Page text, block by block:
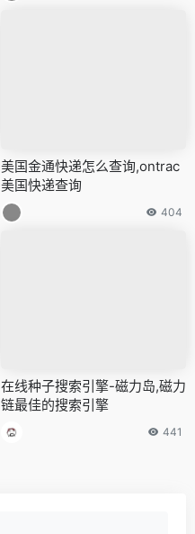
美国金通快递怎么查询,ontrac
美国快递查询
404
在线种子搜索引擎-磁力岛,磁力
链最佳的搜索引擎
441